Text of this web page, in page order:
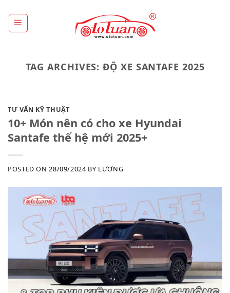
content
TAG ARCHIVES:ĐỘ XE SANTAFE 2025
TƯ VẤN KỸ THUẬT
10+ Món nên có cho xe Hyundai
Santafe thế hệ mới 2025+
POSTED ON28/09/2024 BY LƯƠNG